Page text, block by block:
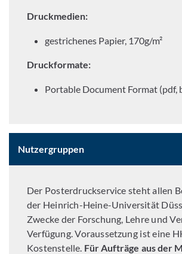
Druckmedien:
gestrichenes Papier, 170g/m²
Druckformate:
Portable Document Format (pdf,
Nutzergruppen
Der Posterdruckservice steht allen
der Heinrich-Heine-Universität
Zwecke der Forschung, Lehre und
Verfügung. Voraussetzung ist eine
Kostenstelle. Für Aufträge aus der